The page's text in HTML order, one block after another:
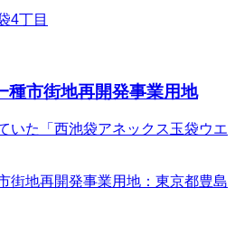
4丁目
種市街地再開発事業用地
いた「西池袋アネックス玉袋ウエ
街地再開発事業用地：東京都豊島